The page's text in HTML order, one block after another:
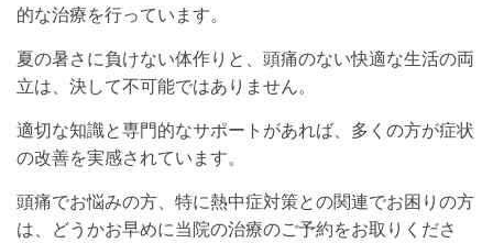
的な治療を行っています。
夏の暑さに負けない体作りと、頭痛のない快適な生活の両
立は、決して不可能ではありません。
適切な知識と専門的なサポートがあれば、多くの方が症状
の改善を実感されています。
頭痛でお悩みの方、特に熱中症対策との関連でお困りの方
は、どうかお早めに当院の治療のご予約をお取りくださ